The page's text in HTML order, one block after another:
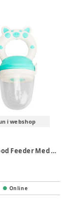
i webshop
Magni Food Feeder Med Blødt Greb - Turkis
Online